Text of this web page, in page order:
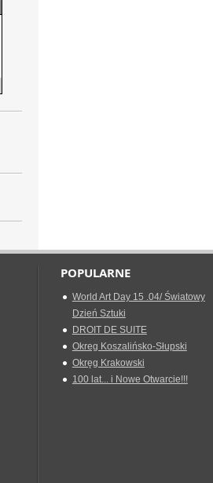
POPULARNE
World Art Day 15 .04/ Światowy
Dzień Sztuki
DROIT DE SUITE
Okreg Koszalińsko-Słupski
Okręg Krakowski
100 lat... i Nowe Otwarcie!!!